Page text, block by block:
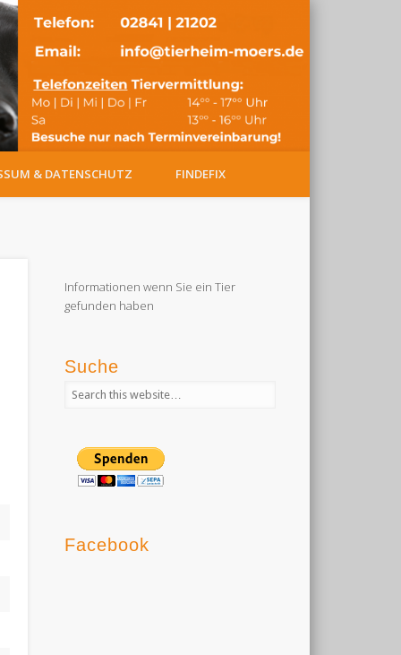
& DATENSCHUTZ FINDEFIX
Informationen wenn Sie ein Tier
gefunden haben
Suche
Facebook